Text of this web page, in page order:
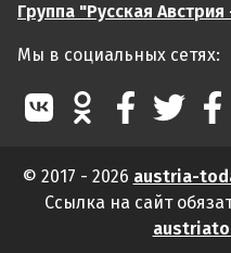
Группа "Русская
Мы в социальных сетях:
© 2017 - 2026 austria-
Ссылка на сайт